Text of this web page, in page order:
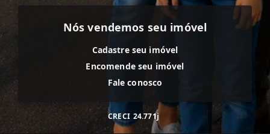
Nós vendemos seu imóvel
Cadastre seu imóvel
Encomende seu imóvel
Fale conosco
CRECI 24.771j